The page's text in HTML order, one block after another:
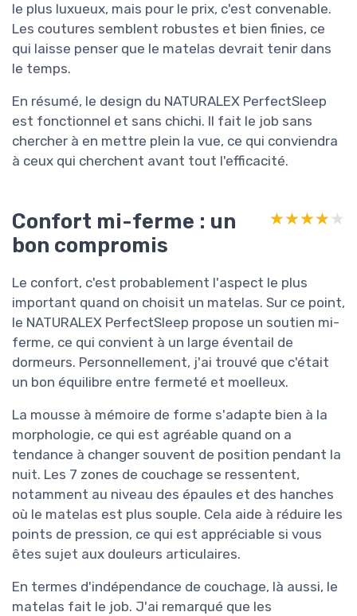
le plus luxueux, mais pour le prix, c'est convenable.
Les coutures semblent robustes et bien finies, ce
qui laisse penser que le matelas devrait tenir dans
le temps.
En résumé, le design du NATURALEX PerfectSleep
est fonctionnel et sans chichi. Il fait le job sans
chercher à en mettre plein la vue, ce qui conviendra
à ceux qui cherchent avant tout l'efficacité.
Confort mi-ferme : un
bon compromis
★★★★★
★★★★★
Le confort, c'est probablement l'aspect le plus
important quand on choisit un matelas. Sur ce point,
le NATURALEX PerfectSleep propose un soutien mi-
ferme, ce qui convient à un large éventail de
dormeurs. Personnellement, j'ai trouvé que c'était
un bon équilibre entre fermeté et moelleux.
La mousse à mémoire de forme s'adapte bien à la
morphologie, ce qui est agréable quand on a
tendance à changer souvent de position pendant la
nuit. Les 7 zones de couchage se ressentent,
notamment au niveau des épaules et des hanches
où le matelas est plus souple. Cela aide à réduire les
points de pression, ce qui est appréciable si vous
êtes sujet aux douleurs articulaires.
En termes d'indépendance de couchage, là aussi, le
matelas fait le job. J'ai remarqué que les